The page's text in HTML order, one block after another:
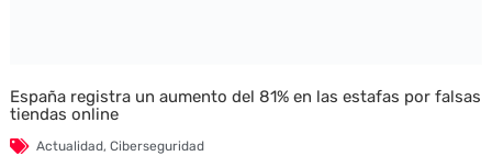
España registra un aumento del 81% en las estafas por falsas
tiendas online
Actualidad, Ciberseguridad